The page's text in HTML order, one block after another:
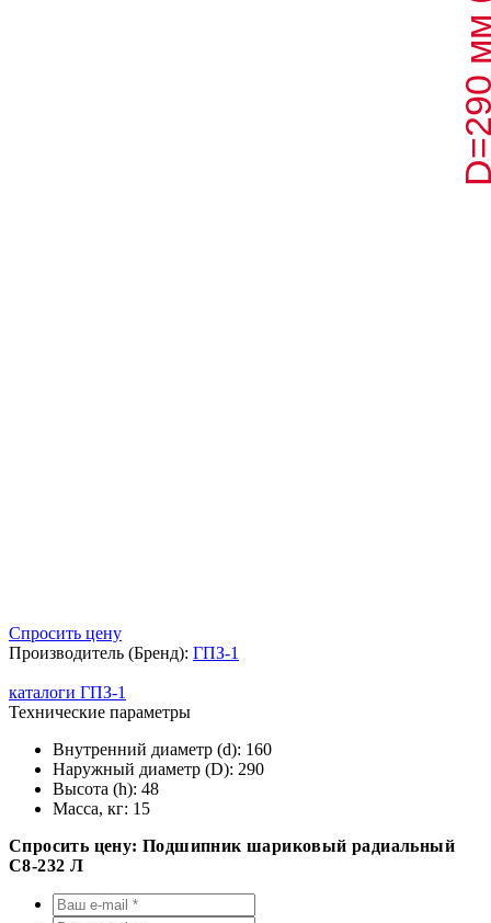
Спросить цену
Производитель (Бренд): ГПЗ-1
каталоги ГПЗ-1
Технические параметры
Внутренний диаметр (d): 160
Наружный диаметр (D): 290
Высота (h): 48
Масса, кг: 15
Спросить цену: Подшипник шариковый радиальный
С8-232 Л